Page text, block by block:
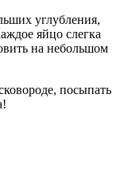
углубления,
яйцо слегка
на небольшом
посыпать